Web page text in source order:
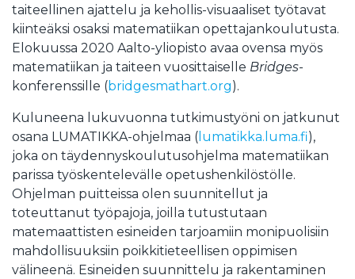
taiteellinen ajattelu ja kehollis-visuaaliset työtavat
kiinteäksi osaksi matematiikan opettajankoulutusta.
Elokuussa 2020 Aalto-yliopisto avaa ovensa myös
matematiikan ja taiteen vuosittaiselle Bridges-
konferenssille (bridgesmathart.org).
Kuluneena lukuvuonna tutkimustyöni on jatkunut
osana LUMATIKKA-ohjelmaa ( lumatikka.luma.fi),
joka on täydennyskoulutusohjelma matematiikan
parissa työskentelevälle opetushenkilöstölle.
Ohjelman puitteissa olen suunnitellut ja
toteuttanut työpajoja, joilla tutustutaan
matemaattisten esineiden tarjoamiin monipuolisiin
mahdollisuuksiin poikkitieteellisen oppimisen
välineenä. Esineiden suunnittelu ja rakentaminen